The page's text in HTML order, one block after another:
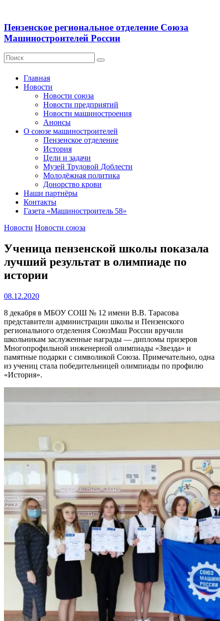
Пензенское региональное отделение Союза
Машиностроителей России
Главная
Новости
Новости союза
Новости предприятий
Новости машиностроения
Анонсы
О союзе машиностроителей
Пензенское отделение
История
Цели и задачи
Музей Трудовой Доблести
Молодёжная политика
Донорство крови
Наши партнёры
Контакты
Газета «Машиностроитель 58»
Новости Новости союза
Ученица пензенской школы показала
лучший результат в олимпиаде по
истории
08.12.2020
8 декабря в МБОУ СОШ № 12 имени В.В. Тарасова
представители администрации школы и Пензенского
регионального отделения СоюзМаш России вручили
школьникам заслуженные награды — дипломы призеров
Многопрофильной инженерной олимпиады «Звезда» и
памятные подарки с символикой Союза. Примечательно, одна
из учениц стала победительницей олимпиады по профилю
«История».